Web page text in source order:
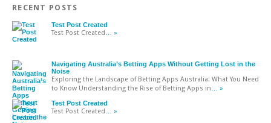
RECENT POSTS
Test Post Created
Test Post Created … »
Navigating Australia’s Betting Apps Without Getting Lost in the
Noise
Exploring the Landscape of Betting Apps Australia: What You Need
to Know Understanding the Rise of Betting Apps in … »
Test Post Created
Test Post Created … »